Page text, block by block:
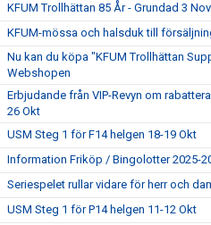
KFUM Trollhättan 85 År - Grundad 3
KFUM-mössa och halsduk till
Nu kan du köpa "KFUM Trollhättan
Webshopen
Erbjudande från VIP-Revyn om
26 Okt
USM Steg 1 för F14 helgen 18-19 Okt
Information Friköp / Bingolotter 2025-
Seriespelet rullar vidare för herr och
USM Steg 1 för P14 helgen 11-12 Okt